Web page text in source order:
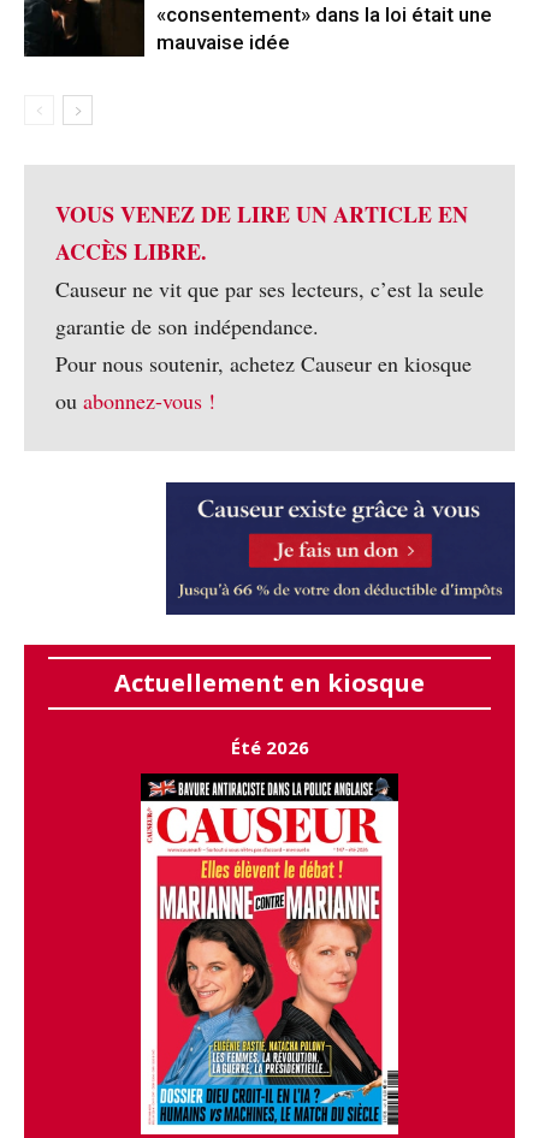
«consentement» dans la loi était une
mauvaise idée
VOUS VENEZ DE LIRE UN ARTICLE EN
ACCÈS LIBRE.
Causeur ne vit que par ses lecteurs, c’est la seule
garantie de son indépendance.
Pour nous soutenir, achetez Causeur en kiosque
ou abonnez-vous !
Actuellement en kiosque
Été 2026